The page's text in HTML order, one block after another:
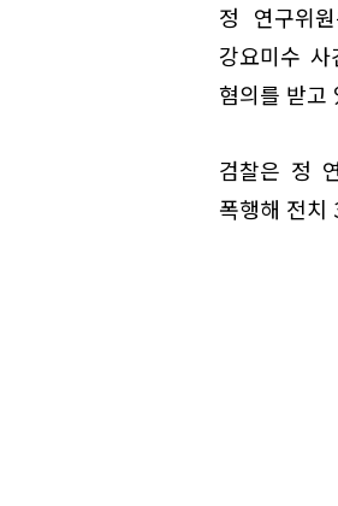
정 연구위
강요미수
혐의를 받고
검찰은 정
폭행해 전치